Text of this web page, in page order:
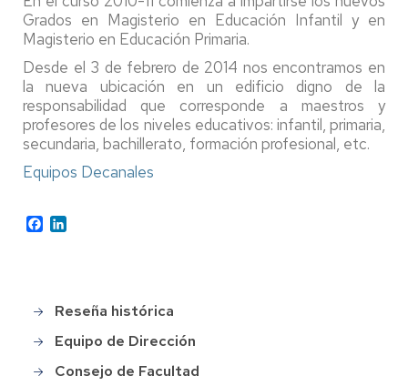
Grados en Magisterio en Educación Infantil y en
Magisterio en Educación Primaria.
Desde el 3 de febrero de 2014 nos encontramos en
la nueva ubicación en un edificio digno de la
responsabilidad que corresponde a maestros y
profesores de los niveles educativos: infantil, primaria,
secundaria, bachillerato, formación profesional, etc.
Equipos Decanales
Facebook
Main
menu
Reseña histórica
Equipo de Dirección
Consejo de Facultad